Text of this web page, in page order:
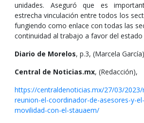
unidades. Aseguró que es
estrecha vinculación entre todos los
fungiendo como enlace con todas las
continuidad al trabajo a favor del
Diario de Morelos, p.3, (Marcela
Central de Noticias.mx, (Redacción),
https://centraldenoticias.mx/27/03/
reunion-el-coordinador-de-asesores-y-
movilidad-con-el-stauaem/